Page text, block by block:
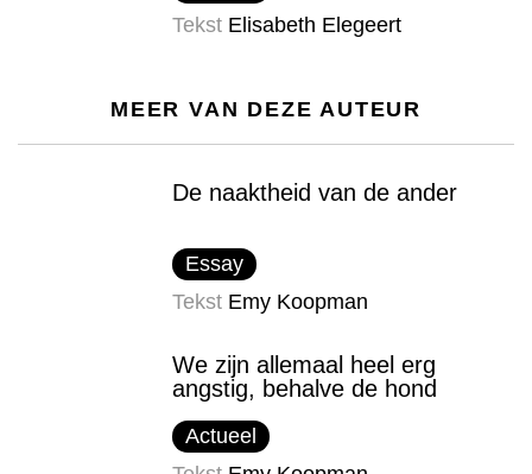
Tekst Elisabeth Elegeert
MEER VAN DEZE AUTEUR
De naaktheid van de ander
Essay
Tekst Emy Koopman
We zijn allemaal heel erg
angstig, behalve de hond
Actueel